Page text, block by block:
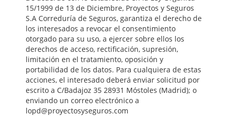
15/1999 de 13 de Diciembre, Proyectos y Seguros
S.A Correduría de Seguros, garantiza el derecho de
los interesados a revocar el consentimiento
otorgado para su uso, a ejercer sobre ellos los
derechos de acceso, rectificación, supresión,
limitación en el tratamiento, oposición y
portabilidad de los datos. Para cualquiera de estas
acciones, el interesado deberá enviar solicitud por
escrito a C/Badajoz 35 28931 Móstoles (Madrid); o
enviando un correo electrónico a
lopd@proyectosyseguros.com